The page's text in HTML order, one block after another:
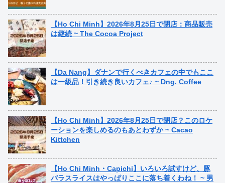
【Ho Chi Minh】2026年8月25日で閉店：商品販売
は継続 ~ The Cocoa Project
【Da Nang】ダナンで行くべきカフェの中でもここ
は一級品！引き続き良いカフェ♪ ~ Dng. Coffee
【Ho Chi Minh】2026年8月25日で閉店？このロケ
ーションを楽しめるのもあとわずか ~ Cacao
Kittchen
【Ho Chi Minh・Capichi】いろいろ試すけど、豚
バラスライスはやっぱりここに落ち着くわね！ ~ 男